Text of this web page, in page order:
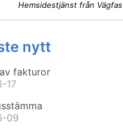
Hemsidestjänst från Vägfas
nytt
fakturor
17
09